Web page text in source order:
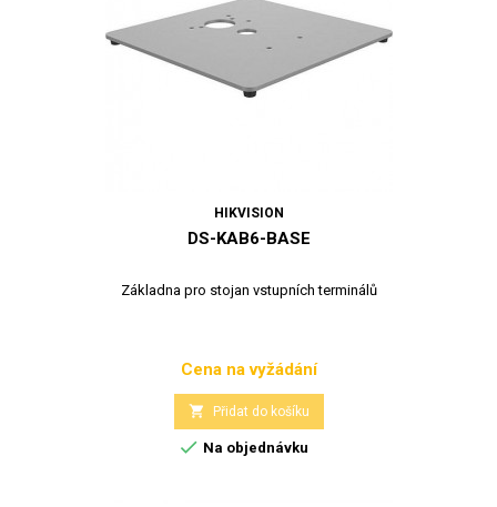
HIKVISION
DS-KAB6-BASE
Základna pro stojan vstupních terminálů
Cena
Cena na vyžádání
 Přidat do košíku
 Na objednávku